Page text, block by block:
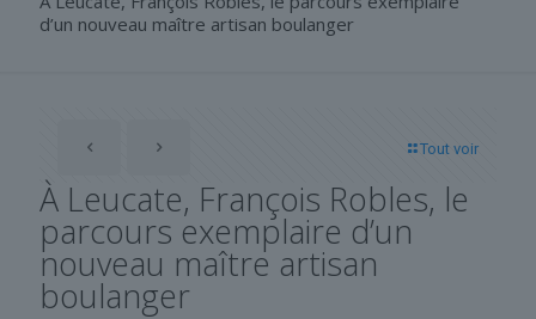
d’un nouveau maître artisan boulanger
Tout voir
À Leucate, François Robles, le
parcours exemplaire d’un
nouveau maître artisan
boulanger